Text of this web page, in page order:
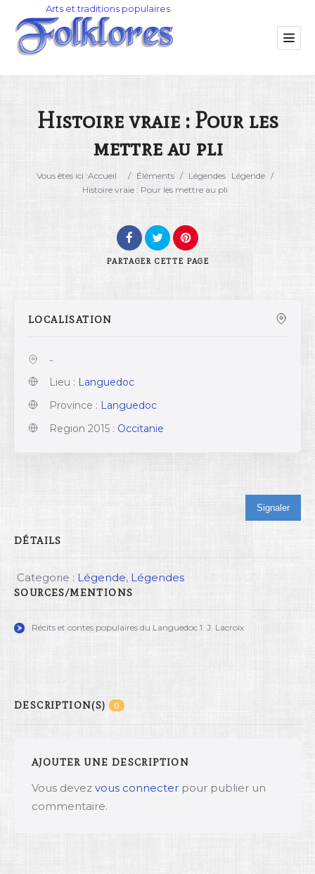
Histoire vraie : Pour les
mettre au pli
Vous êtes ici :Accueil / Éléments / Légendes Légende /
Histoire vraie : Pour les mettre au pli
PARTAGER CETTE PAGE
LOCALISATION
-
Lieu : Languedoc
Province : Languedoc
Region 2015 : Occitanie
Signaler
DÉTAILS
Categorie : Légende, Légendes
SOURCES/MENTIONS
Récits et contes populaires du Languedoc 1. J. Lacroix
DESCRIPTION(S) 0
AJOUTER UNE DESCRIPTION
Vous devez vous connecter pour publier un
commentaire.